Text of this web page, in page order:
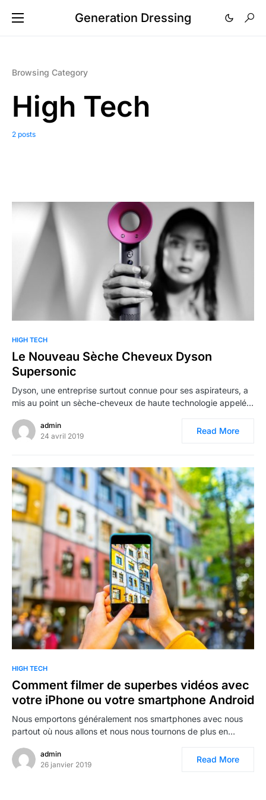
Generation Dressing
Browsing Category
High Tech
2 posts
HIGH TECH
Le Nouveau Sèche Cheveux Dyson
Supersonic
Dyson, une entreprise surtout connue pour ses aspirateurs, a
mis au point un sèche-cheveux de haute technologie appelé…
admin
24 avril 2019
Read More
HIGH TECH
Comment filmer de superbes vidéos avec
votre iPhone ou votre smartphone Android
Nous emportons généralement nos smartphones avec nous
partout où nous allons et nous nous tournons de plus en…
admin
26 janvier 2019
Read More